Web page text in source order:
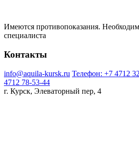
Имеются противопоказания.
специалиста
Контакты
info@aquila-kursk.ru Телефон: +7 4712
4712 78-53-44
г. Курск, Элеваторный пер, 4